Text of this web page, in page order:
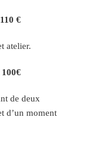
110 €
atelier.
de deux
d’un moment